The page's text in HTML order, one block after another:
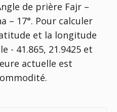
de prière Fajr –
– 17°. Pour calculer
et la longitude
- 41.865, 21.9425 et
actuelle est